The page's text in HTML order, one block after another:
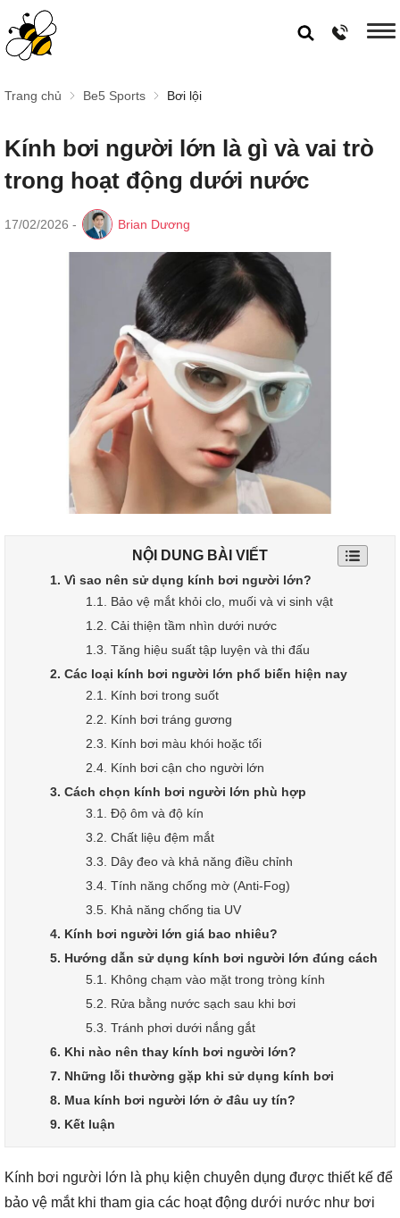
Trang chủ Be5 Sports Bơi lội
Kính bơi người lớn là gì và vai trò
trong hoạt động dưới nước
17/02/2026 - Brian Dương
NỘI DUNG BÀI VIẾT
1. Vì sao nên sử dụng kính bơi người lớn?
1.1. Bảo vệ mắt khỏi clo, muối và vi sinh vật
1.2. Cải thiện tầm nhìn dưới nước
1.3. Tăng hiệu suất tập luyện và thi đấu
2. Các loại kính bơi người lớn phổ biến hiện nay
2.1. Kính bơi trong suốt
2.2. Kính bơi tráng gương
2.3. Kính bơi màu khói hoặc tối
2.4. Kính bơi cận cho người lớn
3. Cách chọn kính bơi người lớn phù hợp
3.1. Độ ôm và độ kín
3.2. Chất liệu đệm mắt
3.3. Dây đeo và khả năng điều chỉnh
3.4. Tính năng chống mờ (Anti-Fog)
3.5. Khả năng chống tia UV
4. Kính bơi người lớn giá bao nhiêu?
5. Hướng dẫn sử dụng kính bơi người lớn đúng cách
5.1. Không chạm vào mặt trong tròng kính
5.2. Rửa bằng nước sạch sau khi bơi
5.3. Tránh phơi dưới nắng gắt
6. Khi nào nên thay kính bơi người lớn?
7. Những lỗi thường gặp khi sử dụng kính bơi
8. Mua kính bơi người lớn ở đâu uy tín?
9. Kết luận
Kính bơi người lớn là phụ kiện chuyên dụng được thiết kế để
bảo vệ mắt khi tham gia các hoạt động dưới nước như bơi